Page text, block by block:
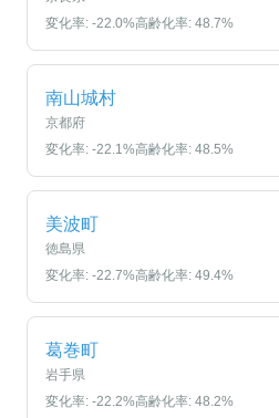
変化率: -22.0%高齢化率: 48.7%
南山城村
京都府
変化率: -22.1%高齢化率: 48.5%
美波町
徳島県
変化率: -22.7%高齢化率: 49.4%
葛巻町
岩手県
変化率: -22.2%高齢化率: 48.2%